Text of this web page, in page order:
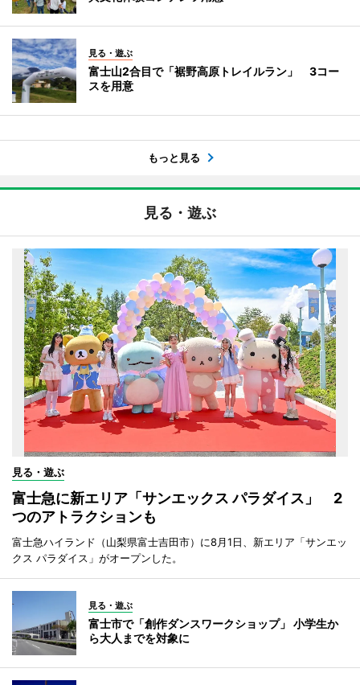
見る・遊ぶ
富士山2合目で「裾野高原トレイルラン」 3コー
スを用意
もっと見る
見る・遊ぶ
見る・遊ぶ
富士急に新エリア「サンエックス パラダイス」 2
つのアトラクションも
富士急ハイランド（山梨県富士吉田市）に8月1日、新エリア「サンエッ
クス パラダイス」がオープンした。
見る・遊ぶ
富士市で「創作ダンスワークショップ」 小学生か
ら大人までを対象に